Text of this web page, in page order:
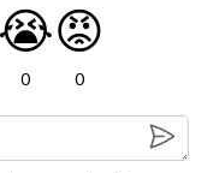
😭
0
😡
0